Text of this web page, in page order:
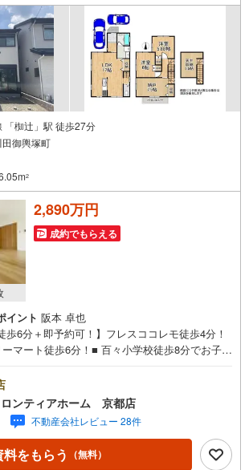
「椥辻」駅 徒歩27分
御輿塚町
2
2,890万円
成約でもらえる
イント 阪本 卓也
歩6分＋即予約可！】フレスココレモ徒歩4分！
マート徒歩6分！■ 百々小学校徒歩8分でお子様
ます 特徴・人気のガス併用住宅です・閑静な住
着いた住環境です・各部屋収納、固定階段式の
等があり収納が充実しております・洗い物の負
きる食洗器付きシステムキッチンです・浴室に
スや追い炊き機能、浴室暖房乾燥機などうれし
富です 立地・京都市立 百々小学校まで徒歩約8
ンティアホーム 京都店
不動産会社レビュー 28件
料をもらう （無料）